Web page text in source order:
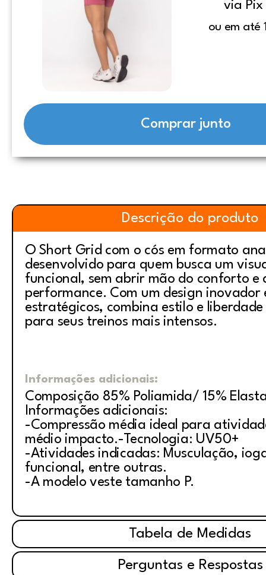
via Pix
ou em até
Comprar junto
Descrição do produto
O Short Grid com o cós em formato
desenvolvido para quem busca um
funcional, sem abrir mão do conforto e
performance. Com um design inovador
estratégicos, combina estilo e
para seus treinos mais intensos.
Informações adicionais:
Composição 85% Poliamida/ 15%
Informações adicionais:
-Compressão média ideal para
médio impacto.-Tecnologia: UV50+
-Atividades indicadas: Musculação,
funcional, entre outras.
-A modelo veste tamanho P.
Tabela de Medidas
Perguntas e Respostas